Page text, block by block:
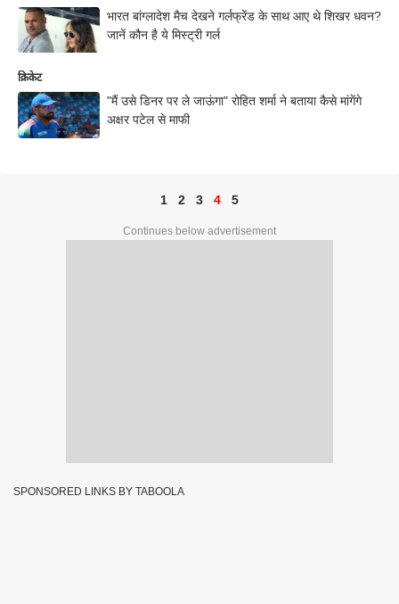
भारत बांग्लादेश मैच देखने गर्लफ्रेंड के साथ आए थे शिखर धवन?
जानें कौन है ये मिस्ट्री गर्ल
क्रिकेट
"मैं उसे डिनर पर ले जाऊंगा" रोहित शर्मा ने बताया कैसे मांगेंगे
अक्षर पटेल से माफी
1 2 3 4 5
Continues below advertisement
SPONSORED LINKS BY TABOOLA